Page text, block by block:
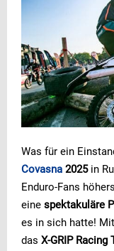
Was für ein
Covasna 2025in
Enduro-Fans
eine spektakuläre
es in sich hatte!
das X-GRIP Racing